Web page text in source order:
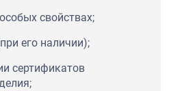
свойствах;
его наличии);
сертификатов